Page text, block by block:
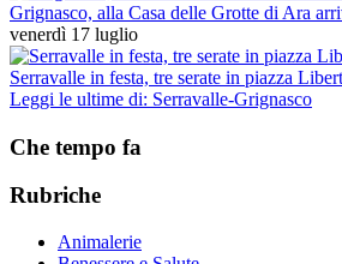
Grignasco, alla Casa delle Grotte di Ara
venerdì 17 luglio
Serravalle in festa, tre serate in piazza
Leggi le ultime di: Serravalle-Grignasco
Che tempo fa
Rubriche
Animalerie